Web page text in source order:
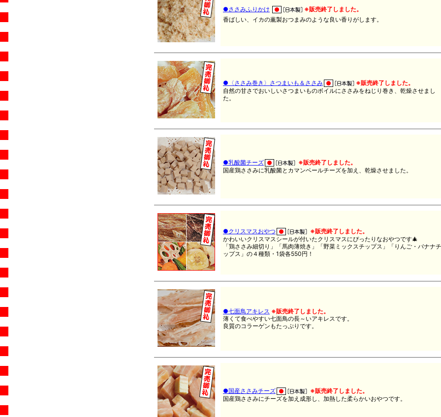
●ささみふりかけ
※販売終了しました。
香ばしい、イカの薫製おつまみのような良い香りがします。
●〈ささみ巻き〉さつまいも＆ささみ
※販売終了しました。
自然の甘さでおいしいさつまいものボイルにささみをねじり巻き、乾燥させまし
た。
●乳酸菌チーズ
※販売終了しました。
国産鶏ささみに乳酸菌とカマンベールチーズを加え、乾燥させました。
●クリスマスおやつ
※販売終了しました。
かわいいクリスマスシールが付いたクリスマスにぴったりなおやつです🎄
「鶏ささみ細切り」「馬肉薄焼き」「野菜ミックスチップス」「りんご・バナナチ
ップス」の４種類・1袋各550円！
●七面鳥アキレス ※販売終了しました。
薄くて食べやすい七面鳥の長～いアキレスです。
良質のコラーゲンもたっぷりです。
●国産ささみチーズ
※販売終了しました。
国産鶏ささみにチーズを加え成形し、加熱した柔らかいおやつです。